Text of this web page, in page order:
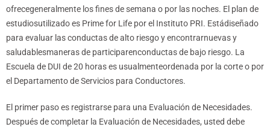
ofrecegeneralmente los fines de semana o por las noches. El plan de
estudiosutilizado es Prime for Life por el Instituto PRI. Estádiseñado
para evaluar las conductas de alto riesgo y encontrarnuevas y
saludablesmaneras de participarenconductas de bajo riesgo. La
Escuela de DUI de 20 horas es usualmenteordenada por la corte o por
el Departamento de Servicios para Conductores.
El primer paso es registrarse para una Evaluación de Necesidades.
Después de completar la Evaluación de Necesidades, usted debe